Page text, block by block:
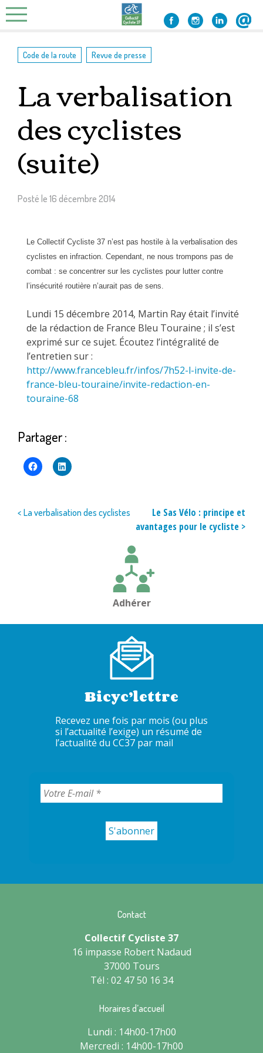
Skip
to
Code de la route Revue de presse
La verbalisation
des cyclistes
(suite)
Posté le 16 décembre 2014
Le Collectif Cycliste 37 n’est pas hostile à la verbalisation des
cyclistes en infraction. Cependant, ne nous trompons pas de
combat : se concentrer sur les cyclistes pour lutter contre
l’insécurité routière n’aurait pas de sens.
Lundi 15 décembre 2014, Martin Ray était l’invité
de la rédaction de France Bleu Touraine ; il s’est
exprimé sur ce sujet. Écoutez l’intégralité de
l’entretien sur :
http://www.francebleu.fr/infos/7h52-l-invite-de-
france-bleu-touraine/invite-redaction-en-
touraine-68
Partager :
Navigation
< La verbalisation des cyclistes
Le Sas Vélo : principe et
avantages pour le cycliste >
Adhérer
Bicyc’lettre
Recevez une fois par mois (ou plus
si l’actualité l’exige) un résumé de
l’actualité du CC37 par mail
Contact
Collectif Cycliste 37
16 impasse Robert Nadaud
37000 Tours
Tél : 02 47 50 16 34
Horaires d’accueil
Lundi : 14h00-17h00
Mercredi : 14h00-17h00